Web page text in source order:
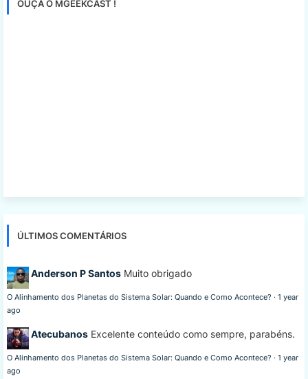
OUÇA O MGEEKCAST !
ÚLTIMOS COMENTÁRIOS
Anderson P Santos Muito obrigado
O Alinhamento dos Planetas do Sistema Solar: Quando e Como Acontece? · 1 year
ago
Atecubanos Excelente conteúdo como sempre, parabéns.
O Alinhamento dos Planetas do Sistema Solar: Quando e Como Acontece? · 1 year
ago